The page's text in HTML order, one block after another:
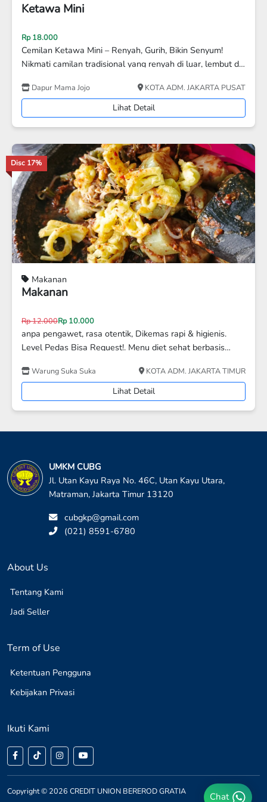
Rengginang GURIH
Rp 15.000
Rengginang Gurih Renyah
Aneka Keripik Mastiah KAB. SERANG
Lihat Detail
Makanan
Kepiting Mix Saos Padang dan Blackpepper
Rp 117.000
Kepiting segar pilihan dimasak dengan saus Padang khas,
pedas gurih menggoda, lengkap dengan isian seafood lain
Level pedas bisa request: Mild / Sedang / Ekstra Pedas 📌
Tanpa pengawet, 100% HALAL, dan dikemas higienis
Asiah Seafood KOTA ADM. JAKARTA SELATAN
Lihat Detail
UMKM CUBG
Jl. Utan Kayu Raya No. 46C, Utan Kayu Utara,
Matraman, Jakarta Timur 13120
cubgkp@gmail.com
(021) 8591-6780
About Us
Tentang Kami
Jadi Seller
Term of Use
Ketentuan Pengguna
Kebijakan Privasi
Ikuti Kami
Copyright © 2026 CREDIT UNION BEREROD GRATIA Chat